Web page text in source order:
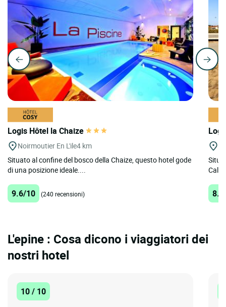
Logis Hôtel la Chaize
Noirmoutier En L'ile4 km
Situato al confine del bosco della Chaize, questo hotel gode
di una posizione ideale....
9.6/10 (240 recensioni)
L'epine : Cosa dicono i viaggiatori dei
nostri hotel
10 / 10